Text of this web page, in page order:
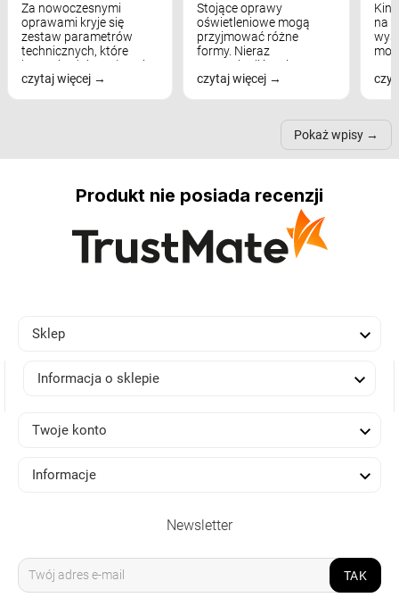
Za nowoczesnymi
oprawami kryje się
zestaw parametrów
technicznych, które
bezpośrednio wpływają
na komfort widzenia,
czytaj więcej
Stojące oprawy
oświetleniowe mogą
przyjmować różne
formy. Nieraz
wspominaliśmy już
modele na łukowych
nich może przydać się w
czytaj więcej
na
Pokaż wpisy
Produkt nie posiada recenzji
Sklep 
Informacja o sklepie 
Twoje konto 
Informacje 
Newsletter
TAK